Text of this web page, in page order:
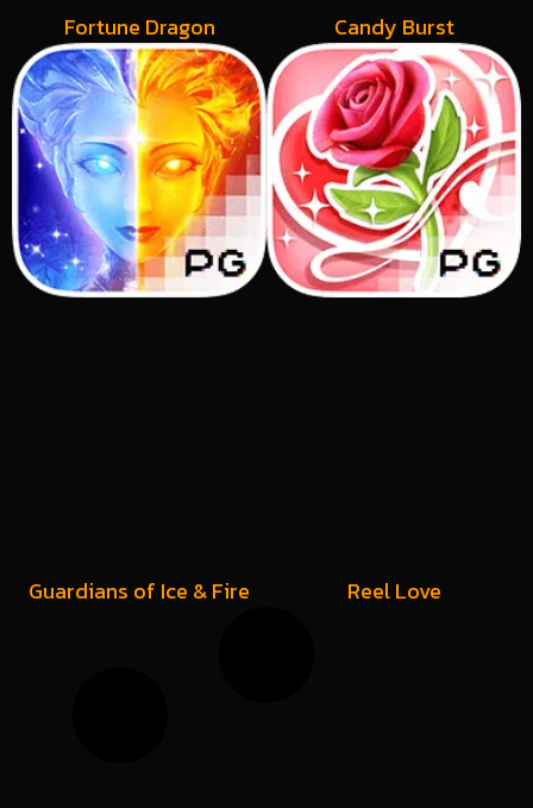
Fortune Dragon Candy Burst
Guardians of Ice & Fire Reel Love